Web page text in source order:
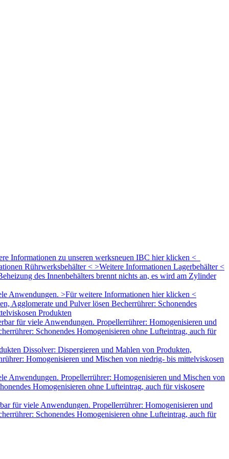
Informationen zu unseren werksneuen IBC hier klicken <
Rührwerksbehälter < >Weitere Informationen Lagerbehälter <
des Innenbehälters brennt nichts an, es wird am Zylinder
Anwendungen. >Für weitere Informationen hier klicken <
Agglomerate und Pulver lösen Becherrührer: Schonendes
Produkten
für viele Anwendungen. Propellerrührer: Homogenisieren und
Schonendes Homogenisieren ohne Lufteintrag, auch für
Dissolver: Dispergieren und Mahlen von Produkten,
Homogenisieren und Mischen von niedrig- bis mittelviskosen
Anwendungen. Propellerrührer: Homogenisieren und Mischen von
Homogenisieren ohne Lufteintrag, auch für viskosere
für viele Anwendungen. Propellerrührer: Homogenisieren und
Schonendes Homogenisieren ohne Lufteintrag, auch für